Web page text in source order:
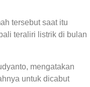
tersebut saat itu
teraliri listrik di bulan
mengatakan
untuk dicabut